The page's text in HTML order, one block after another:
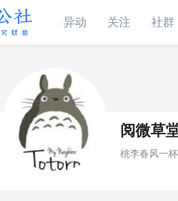
异动 关注 社群
阅微草
桃李春风一